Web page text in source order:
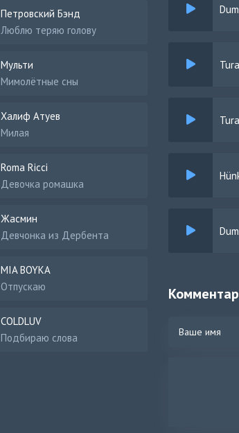
Петровский Бэнд
Люблю теряю голову
Мульти
Мимолётные сны
Халиф Атуев
Милая
Roma Ricci
Девочка ромашка
Жасмин
Девчонка из Дербента
MIA BOYKA
Отпускаю
COLDLUV
Подбираю слова